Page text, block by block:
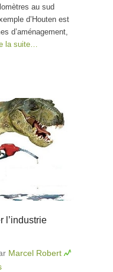
au sud
d’Houten est
d’aménagement,
la suite…
l’industrie
Marcel Robert